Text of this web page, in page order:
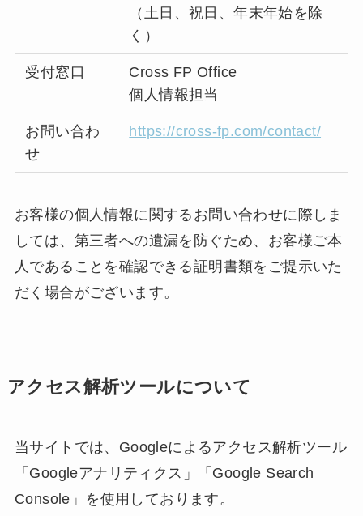
（土日、祝日、年末年始を除
く）
受付窓口
Cross FP Office
個人情報担当
お問い合わ
せ
https://cross-fp.com/contact/
お客様の個人情報に関するお問い合わせに際しま
しては、第三者への遺漏を防ぐため、お客様ご本
人であることを確認できる証明書類をご提示いた
だく場合がございます。
アクセス解析ツールについて
当サイトでは、Googleによるアクセス解析ツール
「Googleアナリティクス」「Google Search
Console」を使用しております。